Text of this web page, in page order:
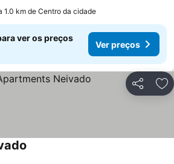
1.0 km de Centro da cidade
ver os preços
Ver preços
Partilhar